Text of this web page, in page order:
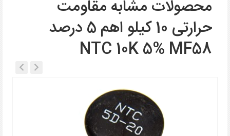
محصولات مشابه مقاومت
حرارتی 10 کیلو اهم 5 درصد
NTC 10K 5% MF58